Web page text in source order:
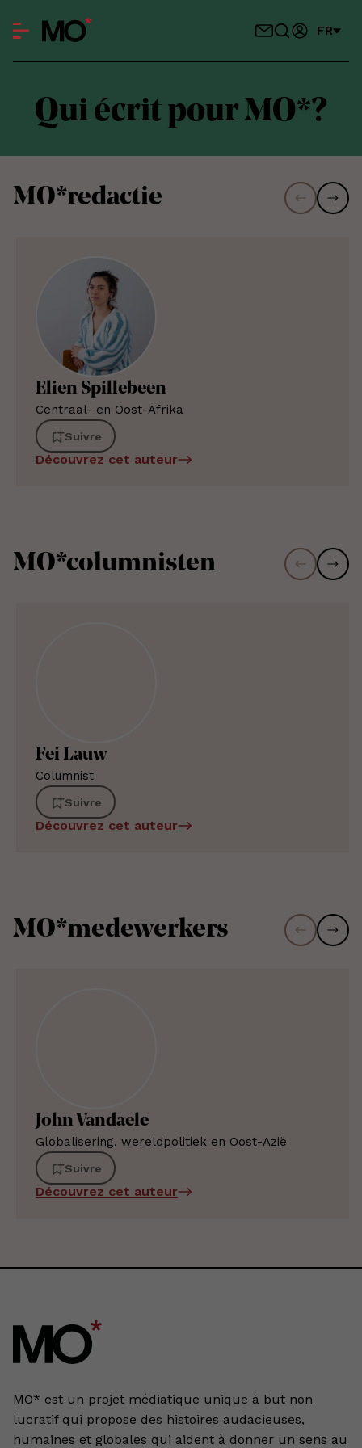
FR
Qui écrit pour MO*?
MO*redactie
Elien Spillebeen
Centraal- en Oost-Afrika
Suivre
Découvrez cet auteur
MO*columnisten
Fei Lauw
Columnist
Suivre
Découvrez cet auteur
MO*medewerkers
John Vandaele
Globalisering, wereldpolitiek en Oost-Azië
Suivre
Découvrez cet auteur
MO* est un projet médiatique unique à but non
lucratif qui propose des histoires audacieuses,
humaines et globales qui aident à donner un sens au